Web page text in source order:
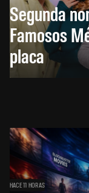
Segunda
Famosos
placa
HACE 11 HORAS